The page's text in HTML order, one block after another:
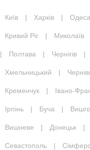
Київ | Харків | Одеса
Кривий Ріг | Миколаїв
| Полтава | Чернігів |
Хмельницький |
Кременчук | Івано-
Ірпінь | Буча |
Вишневе | Донецьк |
Севастополь |